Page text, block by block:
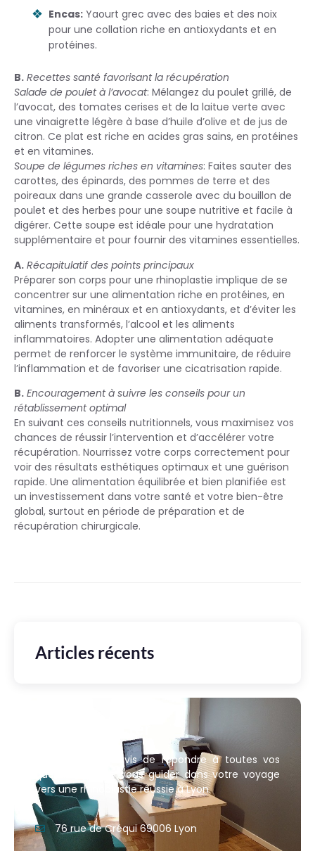
Encas: Yaourt grec avec des baies et des noix
pour une collation riche en antioxydants et en
protéines.
B. Recettes santé favorisant la récupération
Salade de poulet à l’avocat: Mélangez du poulet grillé, de
l’avocat, des tomates cerises et de la laitue verte avec
une vinaigrette légère à base d’huile d’olive et de jus de
citron. Ce plat est riche en acides gras sains, en protéines
et en vitamines.
Soupe de légumes riches en vitamines: Faites sauter des
carottes, des épinards, des pommes de terre et des
poireaux dans une grande casserole avec du bouillon de
poulet et des herbes pour une soupe nutritive et facile à
digérer. Cette soupe est idéale pour une hydratation
supplémentaire et pour fournir des vitamines essentielles.
A. Récapitulatif des points principaux
Préparer son corps pour une rhinoplastie implique de se
concentrer sur une alimentation riche en protéines, en
vitamines, en minéraux et en antioxydants, et d’éviter les
aliments transformés, l’alcool et les aliments
inflammatoires. Adopter une alimentation adéquate
permet de renforcer le système immunitaire, de réduire
l’inflammation et de favoriser une cicatrisation rapide.
B. Encouragement à suivre les conseils pour un
rétablissement optimal
En suivant ces conseils nutritionnels, vous maximisez vos
chances de réussir l’intervention et d’accélérer votre
récupération. Nourrissez votre corps correctement pour
voir des résultats esthétiques optimaux et une guérison
rapide. Une alimentation équilibrée et bien planifiée est
un investissement dans votre santé et votre bien-être
global, surtout en période de préparation et de
récupération chirurgicale.
Articles récents
Nous sommes ravis de répondre à toutes vos
questions et de vous guider dans votre voyage
vers une rhinoplastie réussie à Lyon.
76 rue de Créqui 69006 Lyon